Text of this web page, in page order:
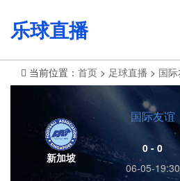
乐球直播
当前位置： 首页 > 足球直播 > 国
新加坡
国际友谊
0 - 0
06-05-19:30